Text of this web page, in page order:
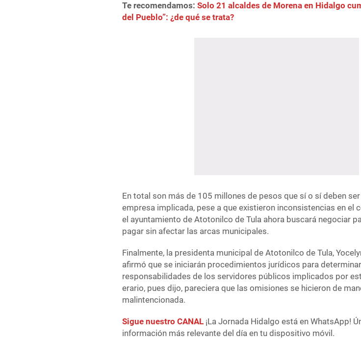
Te recomendamos:Solo 21 alcaldes de Morena en Hidalgo
del Pueblo”: ¿de qué se trata?
En total son más de 105 millones de pesos que sí o sí deben
empresa implicada, pese a que existieron inconsistencias en el
el ayuntamiento de Atotonilco de Tula ahora buscará negociar
pagar sin afectar las arcas municipales.
Finalmente, la presidenta municipal de Atotonilco de Tula,
afirmó que se iniciarán procedimientos jurídicos para determinar
responsabilidades de los servidores públicos implicados por
erario, pues dijo, pareciera que las omisiones se hicieron de
malintencionada.
Sigue nuestro CANAL ¡La Jornada Hidalgo está en WhatsApp!
información más relevante del día en tu dispositivo móvil.